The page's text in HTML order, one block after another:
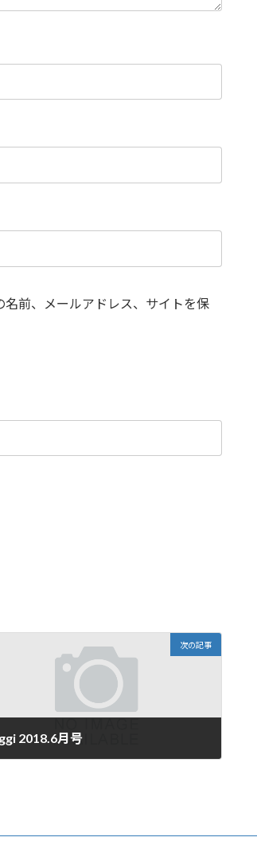
前、メールアドレス、サイトを保
次の記事
2018.6月号